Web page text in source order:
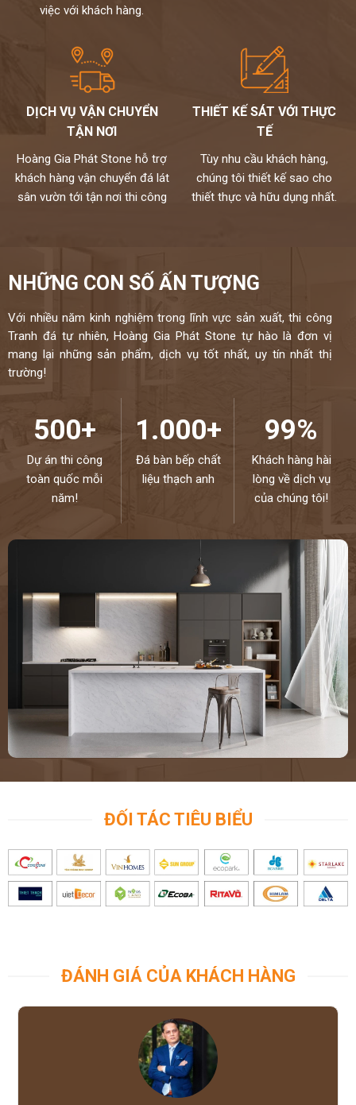
việc với khách hàng.
DỊCH VỤ VẬN CHUYỂN
TẬN NƠI
Hoàng Gia Phát Stone hỗ trợ
khách hàng vận chuyển đá lát
sân vườn tới tận nơi thi công
THIẾT KẾ SÁT VỚI THỰC
TẾ
Tùy nhu cầu khách hàng,
chúng tôi thiết kế sao cho
thiết thực và hữu dụng nhất.
NHỮNG CON SỐ ẤN TƯỢNG
Với nhiều năm kinh nghiệm trong lĩnh vực sản xuất, thi công
Tranh đá tự nhiên, Hoàng Gia Phát Stone tự hào là đơn vị
mang lại những sản phẩm, dịch vụ tốt nhất, uy tín nhất thị
trường!
500+
Dự án thi công
toàn quốc mỗi
năm!
1.000+
Đá bàn bếp chất
liệu thạch anh
99%
Khách hàng hài
lòng về dịch vụ
của chúng tôi!
ĐỐI TÁC TIÊU BIỂU
ĐÁNH GIÁ CỦA KHÁCH HÀNG